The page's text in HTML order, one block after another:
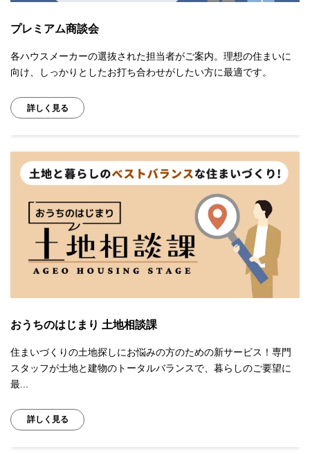
プレミアム商談会
各ハウスメーカーの選抜された担当者がご案内。理想の住まいに
向け、しっかりとしたお打ち合わせがしたい方に最適です。
詳しく見る
おうちのはじまり 土地相談課
住まいづくりの土地探しにお悩みの方のための新サービス！専門
スタッフが土地と建物のトータルバランスで、暮らしのご要望に
最...
詳しく見る